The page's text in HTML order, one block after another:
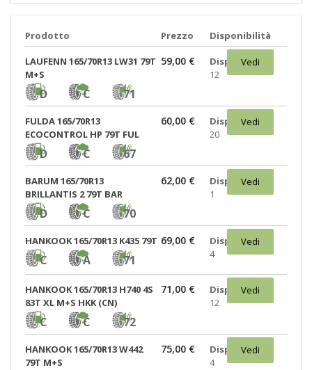
Prodotto Prezzo Disponibilità
LAUFENN 165/70R13 LW31 79T
M+S
D C 71
59,00 €
Disponibili:
12
Vedi
FULDA 165/70R13
ECOCONTROL HP 79T FUL
D C 67
60,00 €
Disponibili:
20
Vedi
BARUM 165/70R13
BRILLANTIS 2 79T BAR
D C 70
62,00 €
Disponibili:
1
Vedi
HANKOOK 165/70R13 K435 79T
C A 71
69,00 €
Disponibili:
4
Vedi
HANKOOK 165/70R13 H740 4S
83T XL M+S HKK (CN)
C C 72
71,00 €
Disponibili:
12
Vedi
HANKOOK 165/70R13 W442
79T M+S
75,00 €
Disponibili:
4
Vedi